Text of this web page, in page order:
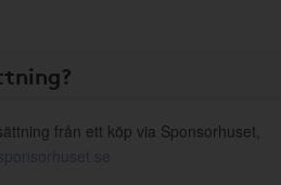
från ett köp via Sponsorhuset,